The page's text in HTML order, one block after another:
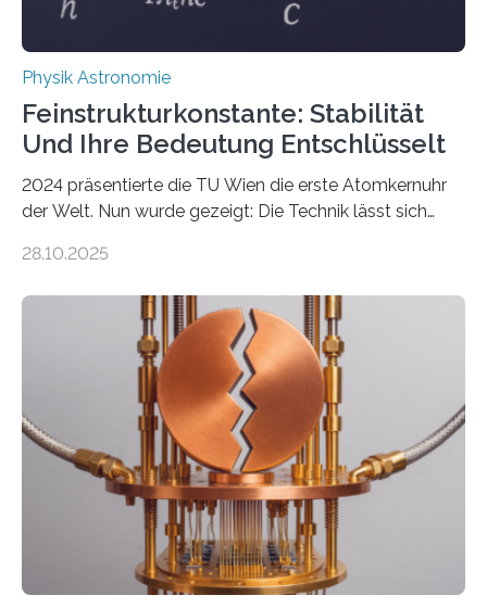
Physik Astronomie
Feinstrukturkonstante: Stabilität
Und Ihre Bedeutung Entschlüsselt
2024 präsentierte die TU Wien die erste Atomkernuhr
der Welt. Nun wurde gezeigt: Die Technik lässt sich
fundamentalen Physik nachzugehen. Thorium-
Messungen verwenden. Das hatte man jahrzehntelang
vermutet, weltweit war nach den passenden
Atomkern-Zuständen gesucht worden, 2024 gelang
einem Team der TU Wien mit Unterstützung
internationaler Partner der entscheidende Durchbruch:
Der lange diskutierte Thorium-Kernübergang wurde
gefunden. Kurz darauf konnte man zeigen, dass sich
Thorium tatsächlich nutzen lässt, um hochpräzise…
28.10.2025